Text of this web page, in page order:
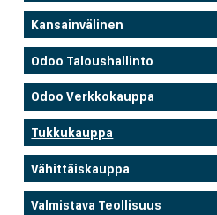
Kansainvälinen
Odoo Taloushallinto
Odoo Verkkokauppa
Tukkukauppa
Vähittäiskauppa
Valmistava Teollisuus